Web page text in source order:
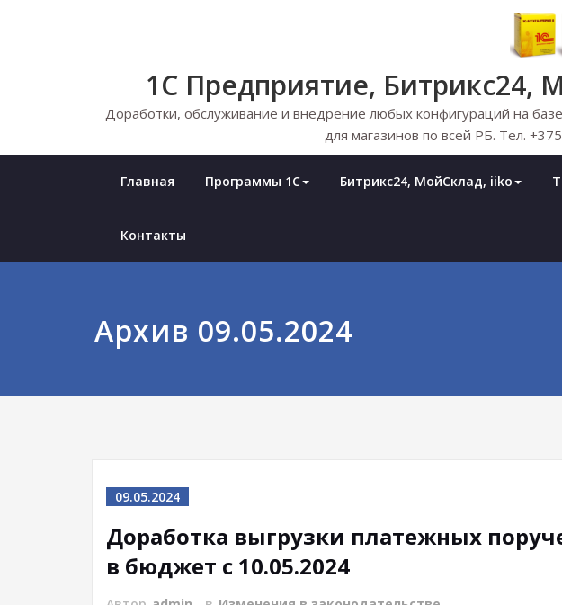
1С Предприятие, Битрикс24,
Доработки, обслуживание и внедрение любых конфигураций на
для магазинов по всей РБ. Тел.
Главная Программы 1С Битрикс24, МойСклад, iiko
Контакты
Архив 09.05.2024
09.05.2024
Доработка выгрузки платежных
в бюджет с 10.05.2024